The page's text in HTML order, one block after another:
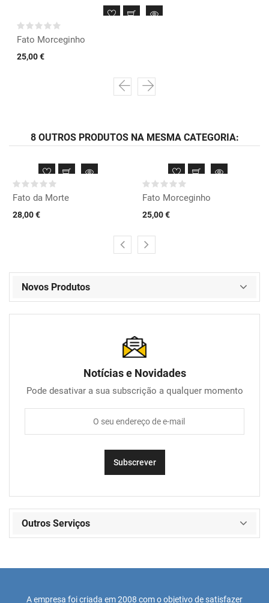
Fato Morceginho
25,00 €
8 OUTROS PRODUTOS NA MESMA CATEGORIA:
Fato da Morte
28,00 €
Fato Morceginho
25,00 €
Novos Produtos
Notícias e Novidades
Pode desativar a sua subscrição a qualquer momento
Outros Serviços
A empresa foi criada em 2008 com o objetivo de satisfazer